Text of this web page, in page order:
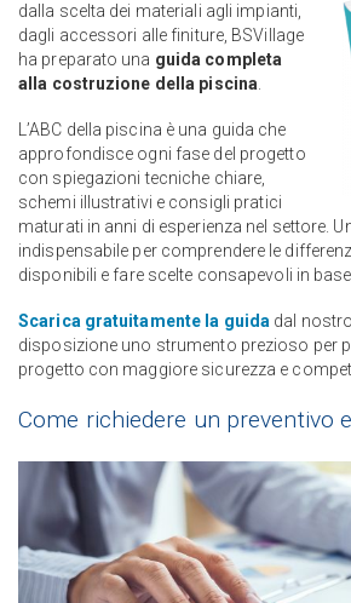
dalla scelta dei materiali agli impianti,
dagli accessori alle finiture, BSVillage
ha preparato una guida completa
alla costruzione della piscina
L’ABC della piscina è una guida che
approfondisce ogni fase del progetto
con spiegazioni tecniche chiare,
schemi illustrativi e consigli pratici
maturati in anni di esperienza nel settore.
indispensabile per comprendere le
disponibili e fare scelte consapevoli in
Scarica gratuitamente la guida dal
disposizione uno strumento prezioso per
progetto con maggiore sicurezza e
Come richiedere un preventivo